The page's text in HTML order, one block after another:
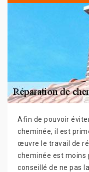
Afin de pouvoir
cheminée, il est
œuvre le travail de
cheminée est
conseillé de ne pas